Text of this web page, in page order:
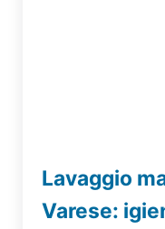
Lavaggio
Varese: